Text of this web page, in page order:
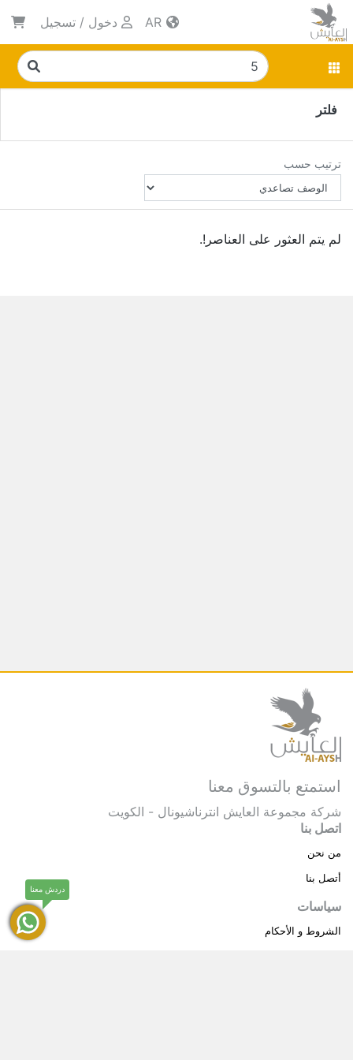
دخول / تسجيل
فلتر
ترتيب حسب
لم يتم العثور على العناصر!.
استمتع بالتسوق معنا
شركة مجموعة العايش انترناشيونال - الكويت
اتصل بنا
من نحن
أتصل بنا
سياسات
الشروط و الأحكام
دردش معنا